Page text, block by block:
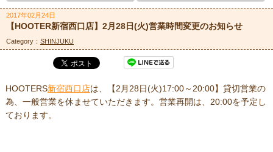
2017年02月24日
【HOOTER新宿西口店】2月28日(火)営業時間変更のお知らせ
Category： SHINJUKU
HOOTERS新宿西口店は、【2月28日(火)17:00～20:00】貸切営業の
為、一般営業を休ませていただきます。営業再開は、20:00を予定し
ております。